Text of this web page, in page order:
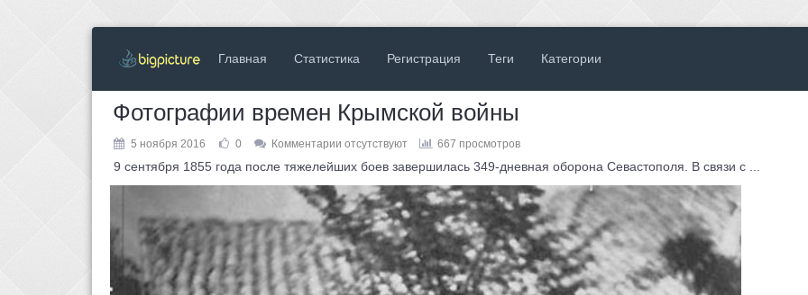
Главная Статистика Регистрация Теги Категории
Фотографии времен Крымской войны
5 ноября 2016 0 Комментарии отсутствуют 667 просмотров
9 сентября 1855 года после тяжелейших боев завершилась 349-дневная оборона Севастополя. В связи с ...